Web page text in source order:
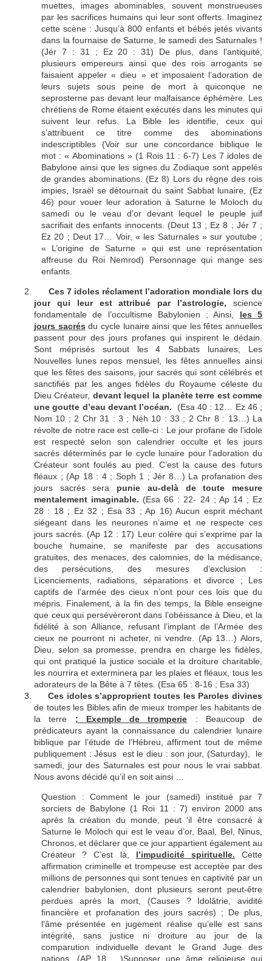
muettes, images abominables, souvent monstrueuses
par les sacrifices humains qui leur sont offerts. Imaginez
cette scène : Jusqu’à 800 enfants et bébés jetés vivants
dans la fournaise de Saturne, le samedi des Saturnales !
(Jér 7 : 31 ; Ez 20 : 31) De plus, dans l’antiquité,
plusieurs empereurs ainsi que des rois arrogants se
faisaient appeler « dieu » et imposaient l’adoration de
leurs sujets sous peine de mort à quiconque ne
seprosterne pas devant leur malfaisance éphémère. Les
chrétiens de Rome étaient exécutés dans les minutes qui
suivent leur refus. La Bible les identifie, ceux qui
s’attribuent ce titre comme des abominations
indescriptibles (Voir sur une concordance biblique le
mot : « Abominations » (1 Rois 11 : 6-7) Les 7 idoles de
Babylone ainsi que les signes du Zodiaque sont appelés
de grandes abominations. (Ez 8) Lors du règne des rois
impies, Israël se détournait du saint Sabbat lunaire, (Ez
46) pour vouer leur adoration à Saturne le Moloch du
samedi ou le veau d’or devant lequel le peuple juif
sacrifiait des enfants innocents. (Deut 13 ; Ez 8 ; Jér 7 ;
Ez 20 ; Deut 17… Voir, « les Saturnales » sur youtube ;
« L’origine de Saturne » qui est une représentation
affreuse du Roi Nemrod) Personnage qui mange ses
enfants.
Ces 7 idoles réclament l’adoration mondiale lors du
jour qui leur est attribué par l’astrologie, science
fondamentale de l’occultisme Babylonien ; Ainsi, les 5
jours sacrés du cycle lunaire ainsi que les fêtes annuelles
passent pour des jours profanes qui inspirent le dédain.
Sont méprisés surtout les 4 Sabbats lunaires, Les
Nouvelles lunes repos mensuel, les fêtes annuelles ainsi
que les fêtes des saisons, jour sacrés qui sont célébrés et
sanctifiés par les anges fidèles du Royaume céleste du
Dieu Créateur, devant lequel la planète terre est comme
une goutte d’eau devant l’océan. (Esa 40 : 12… Ez 46 ;
Nom 10 ; 2 Chr 31 : 3 ; Néh 10 : 33 ; 2 Chr 8 : 13…) La
révolte de notre race est celle-ci : Le jour profane de l’idole
est respecté selon son calendrier occulte et les jours
sacrés déterminés par le cycle lunaire pour l’adoration du
Créateur sont foulés au pied. C’est la cause des futurs
fléaux ; (Ap 18 : 4 ; Soph 1 ; Jér 8…) La profanation des
jours sacrés sera punie au-delà de toute mesure
mentalement imaginable. (Esa 66 : 22- 24 ; Ap 14 ; Ez
28 : 18 ; Ez 32 ; Esa 33 ; Ap 16) Aucun esprit méchant
siégeant dans les neurones n’aime et ne respecte ces
jours sacrés. (Ap 12 : 17) Leur colère qui s’exprime par la
bouche humaine, se manifeste par des accusations
gratuites, des menaces, des calomnies, de la médisance,
des persécutions, des mesures d’exclusion :
Licenciements, radiations, séparations et divorce ; Les
captifs de l’armée des cieux n’ont pour ces lois que du
mépris. Finalement, à la fin des temps, la Bible enseigne
que ceux qui persévèreront dans l’obéissance à Dieu, et la
fidélité à son Alliance, refusant l’implant de l’Armée des
cieux ne pourront ni acheter, ni vendre. (Ap 13…) Alors,
Dieu, selon sa promesse, prendra en charge les fidèles,
qui ont pratiqué la justice sociale et la droiture charitable,
les nourrira et exterminera par les plaies et fléaux, tous les
adorateurs de la Bête à 7 têtes. (Esa 65 : 8-16 ; Esa 33)
Ces idoles s’approprient toutes les Paroles divines
de toutes les Bibles afin de mieux tromper les habitants de
la terre ; Exemple de tromperie : Beaucoup de
prédicateurs ayant la connaissance du calendrier lunaire
biblique par l’étude de l’Hébreu, affirment tout de même
publiquement : Jésus est le dieu : son jour, (Saturday), le
samedi, jour des Saturnales est pour nous le vrai sabbat.
Nous avons décidé qu’il en soit ainsi …
Question : Comment le jour (samedi) institué par 7
sorciers de Babylone (1 Roi 11 : 7) environ 2000 ans
après la création du monde, peut ‘il être consacré à
Saturne le Moloch qui est le veau d’or, Baal, Bel, Ninus,
Chronos, et déclarer que ce jour appartient également au
Créateur ? C’est là, l’impudicité spirituelle. Cette
affirmation criminelle et trompeuse est acceptée par des
millions de personnes qui sont tenues en captivité par un
calendrier babylonien, dont plusieurs seront peut-être
perdues après la mort, (Causes ? Idolâtrie, avidité
financière et profanation des jours sacrés) ; De plus,
l’âme présentée en jugement réalise qu’elle est sans
intégrité, sans justice ni droiture au jour de la
comparution individuelle devant le Grand Juge des
nations. (AP 18 …)Supposer une âme religieuse qui